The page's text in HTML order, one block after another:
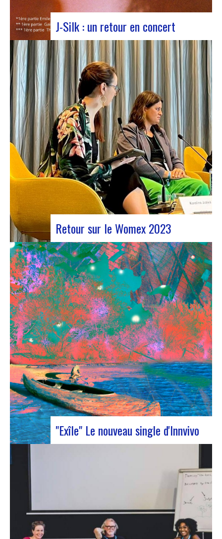
J-Silk : un retour en concert
J-Silk lors d’un concert au Rocher de PalmerLe
retour sur scène de J-Silk s’annonce comme un
moment charnière pour les amateurs de Nu Soul
et de sonorités novatrices. Avec une série de
concerts captivants en perspective, cette tournée
s’annonce comme un chapitre excitant pour le…
Retour sur le Womex 2023
Judyth lors de la discussion « Coopération pour
une circulation artistique durable »Du 25 au 29
octobre 2023, Coruña a été le théâtre de la 29e
édition du World Music Expo, plus connu sous le
nom de Womex. Cet événement incontournable a
réuni des musiciens, des professionnels…
"Exîle" Le nouveau single d'Innvivo
nouveau single d’Innvivo, intitulé « Exile ». Un
morceau aux airs introspectifs, qui vous permet
de vous plonger dans l’univers philosophique &
mélancolique du duo bordelais. « Exile » débute
avec une tonalité introspective, invitant l’auditeur
à s’aventurer…